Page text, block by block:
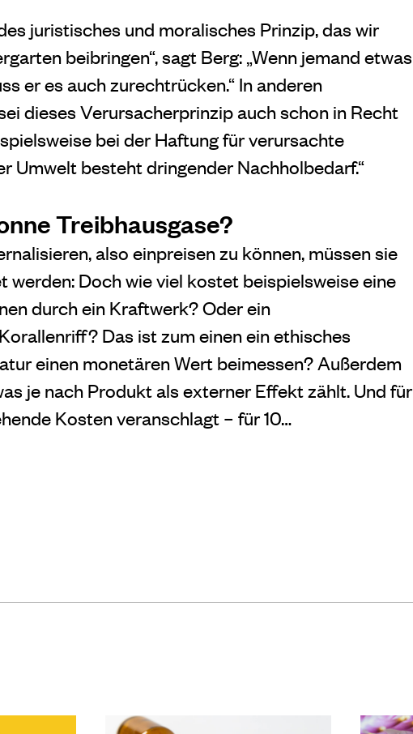
juristisches und moralisches Prinzip, das wir
beibringen“, sagt Berg: „Wenn jemand etwas
er es auch zurechtrücken.“ In anderen
dieses Verursacherprinzip auch schon in Recht
bei der Haftung für verursachte
Umwelt besteht dringender Nachholbedarf.“
Treibhausgase?
also einpreisen zu können, müssen sie
werden: Doch wie viel kostet beispielsweise eine
durch ein Kraftwerk? Oder ein
Das ist zum einen ein ethisches
einen monetären Wert beimessen? Außerdem
je nach Produkt als externer Effekt zählt. Und für
Kosten veranschlagt – für 10…